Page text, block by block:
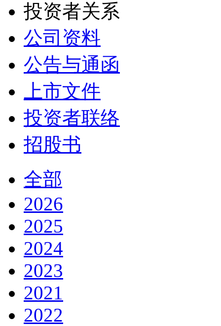
投资者关系
公司资料
公告与通函
上市文件
投资者联络
招股书
全部
2026
2025
2024
2023
2021
2022